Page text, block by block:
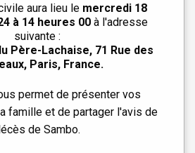
aura lieu le mercredi 18
à 14 heures 00 à l'adresse
suivante :
Père-Lachaise, 71 Rue des
Paris, France.
permet de présenter vos
famille et de partager l'avis de
de Sambo.